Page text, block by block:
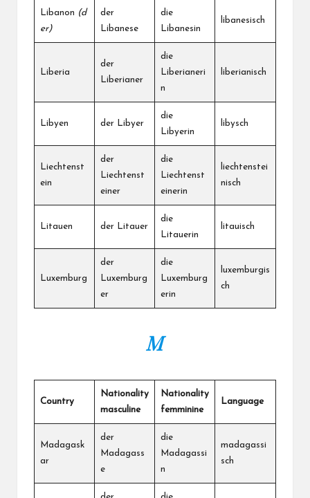
Libanon (d
er)
der
Libanese
die
Libanesin
libanesisch
Liberia
der
Liberianer
die
Liberianeri
n
liberianisch
Libyen der Libyer
die
Libyerin
libysch
Liechtenst
ein
der
Liechtenst
einer
die
Liechtenst
einerin
liechtenstei
nisch
Litauen der Litauer
die
Litauerin
litauisch
Luxemburg
der
Luxemburg
er
die
Luxemburg
erin
luxemburgis
ch
M
Country
Nationality
masculine
Nationality
femminine
Language
Madagask
ar
der
Madagass
e
die
Madagassi
n
madagassi
sch